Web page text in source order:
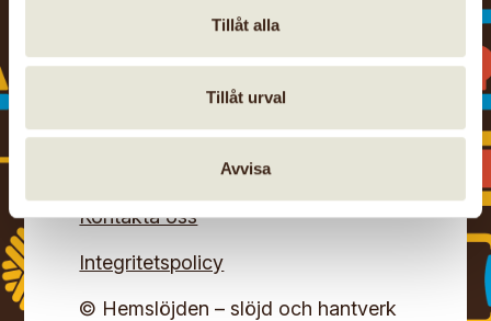
Tillåt alla
Tillåt urval
Avvisa
Kontakta oss
Integritetspolicy
© Hemslöjden – slöjd och hantverk